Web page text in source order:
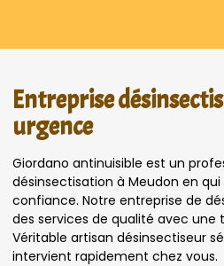
Entreprise
urgence
Giordano antinuisible est un
désinsectisation à Meudon en
confiance. Notre entreprise de
des services de qualité avec une
Véritable artisan désinsectiseur
intervient rapidement chez vous.